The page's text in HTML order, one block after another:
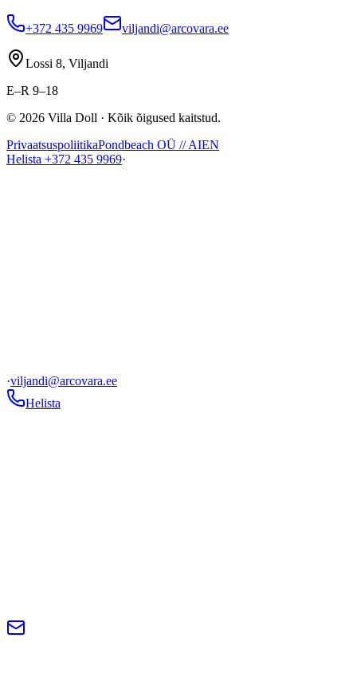
+372 435 9969 viljandi@arcovara.ee
Lossi 8, Viljandi
E–R 9–18
© 2026 Villa Doll · Kõik õigused kaitstud.
PrivaatsuspoliitikaPondbeach OÜ // AIEN
Helista +372 435 9969·
·viljandi@arcovara.ee
Helista